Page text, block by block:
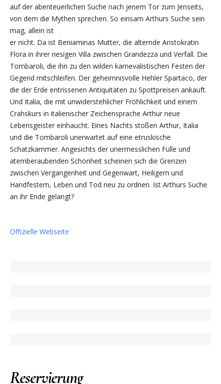
auf der abenteuerlichen Suche nach jenem Tor zum Jenseits,
von dem die Mythen sprechen. So einsam Arthurs Suche sein
mag, allein ist
er nicht. Da ist Beniaminas Mutter, die alternde Aristokratin
Flora in ihrer riesigen Villa zwischen Grandezza und Verfall. Die
Tombaroli, die ihn zu den wilden karnevalistischen Festen der
Gegend mitschleifen. Der geheimnisvolle Hehler Spartaco, der
die der Erde entrissenen Antiquitäten zu Spottpreisen ankauft.
Und Italia, die mit unwiderstehlicher Fröhlichkeit und einem
Crahskurs in italienischer Zeichensprache Arthur neue
Lebensgeister einhaucht. Eines Nachts stoßen Arthur, Italia
und die Tombaroli unerwartet auf eine etruskische
Schatzkammer. Angesichts der unermesslichen Fülle und
atemberaubenden Schönheit scheinen sich die Grenzen
zwischen Vergangenheit und Gegenwart, Heiligem und
Handfestem, Leben und Tod neu zu ordnen. Ist Arthurs Suche
an ihr Ende gelangt?
Offizielle Webseite
Reservierung